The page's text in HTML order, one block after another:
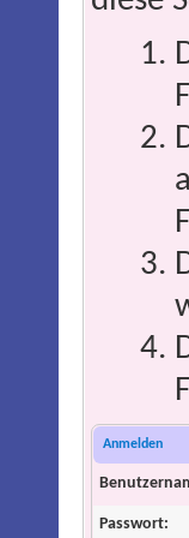
Anmelden
Passwort: